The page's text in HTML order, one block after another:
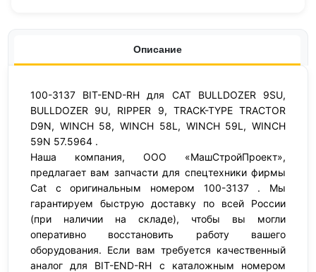
Описание
100-3137 BIT-END-RH для CAT BULLDOZER 9SU,
BULLDOZER 9U, RIPPER 9, TRACK-TYPE TRACTOR
D9N, WINCH 58, WINCH 58L, WINCH 59L, WINCH
59N 57.5964 .
Наша компания, ООО «МашСтройПроект»,
предлагает вам запчасти для спецтехники фирмы
Cat с оригинальным номером 100-3137 . Мы
гарантируем быструю доставку по всей России
(при наличии на складе), чтобы вы могли
оперативно восстановить работу вашего
оборудования. Если вам требуется качественный
аналог для BIT-END-RH с каталожным номером